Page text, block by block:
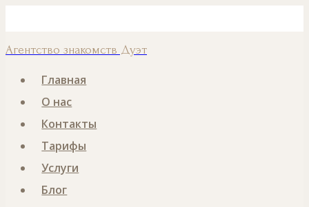
содержанию
Агентство знакомств Дуэт
Главная
О нас
Контакты
Тарифы
Услуги
Блог